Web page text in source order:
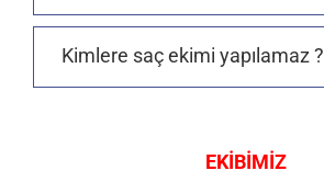
Kimlere saç ekimi yapılamaz ?
EKİBİMİZ